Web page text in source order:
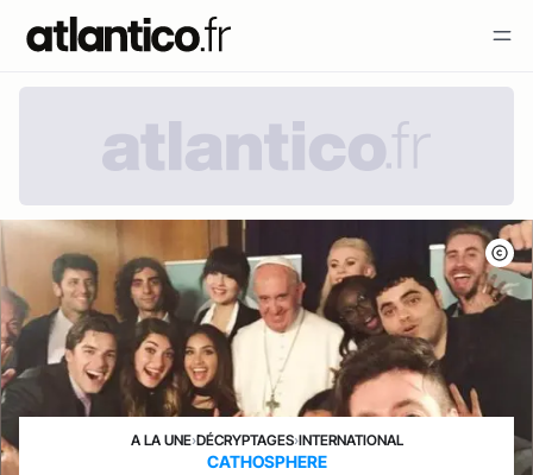
A LA UNE›DÉCRYPTAGES›INTERNATIONAL
CATHOSPHERE